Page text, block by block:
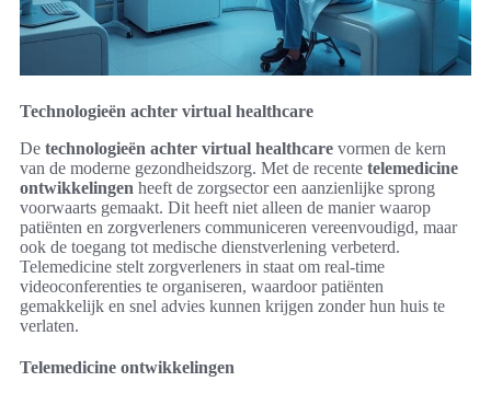
Technologieën achter virtual healthcare
De technologieën achter virtual healthcare vormen de kern
van de moderne gezondheidszorg. Met de recente telemedicine
ontwikkelingen heeft de zorgsector een aanzienlijke sprong
voorwaarts gemaakt. Dit heeft niet alleen de manier waarop
patiënten en zorgverleners communiceren vereenvoudigd, maar
ook de toegang tot medische dienstverlening verbeterd.
Telemedicine stelt zorgverleners in staat om real-time
videoconferenties te organiseren, waardoor patiënten
gemakkelijk en snel advies kunnen krijgen zonder hun huis te
verlaten.
Telemedicine ontwikkelingen